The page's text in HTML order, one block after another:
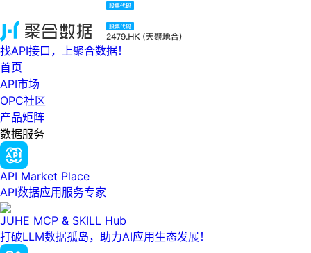
找API接口，上聚合数据！
首页
API市场
OPC社区
产品矩阵
数据服务
API Market Place
API数据应用服务专家
JUHE MCP & SKILL Hub
打破LLM数据孤岛，助力AI应用生态发展！